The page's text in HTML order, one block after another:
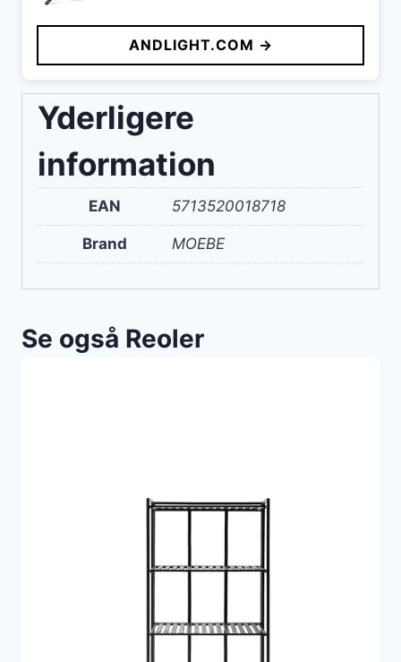
ANDLIGHT.COM →
Yderligere
information
EAN 5713520018718
Brand MOEBE
Se også Reoler